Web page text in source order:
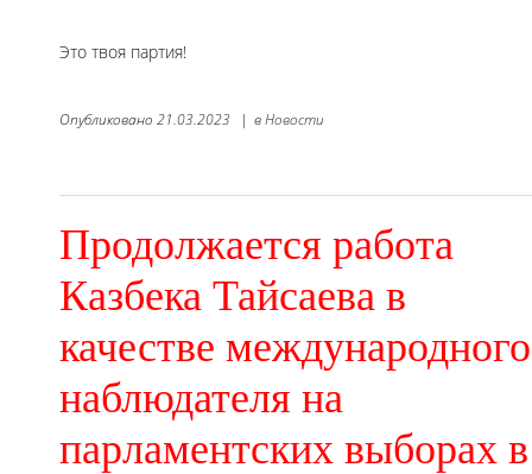
Это твоя партия!
Опубликовано 21.03.2023 | вНовости
Продолжается работа
Казбека Тайсаева в
качестве международного
наблюдателя на
парламентских выборах в